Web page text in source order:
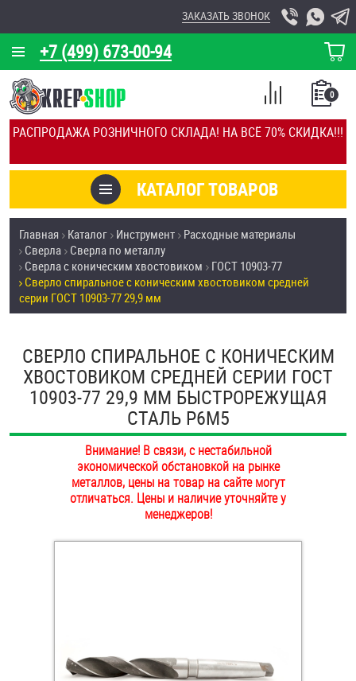
РАСПРОДАЖА РОЗНИЧНОГО СКЛАДА! НА ВСЁ 70% СКИДКА!!!
+7 (499) 673-00-94
ЗАКАЗАТЬ ЗВОНОК
КОРЗИНА
О КОМПАНИИ
КАЛЬКУЛЯТОР
ОТЗЫВЫ
УСЛУГИ
СКИДКИ
ОПТ
ОПЛАТА И ДОСТАВКА
НАШИ МАГАЗИНЫ
КАТАЛОГ ТОВАРОВ
0
СПИСОК
СРАВНЕНИЕ
Товары со скидкой
Анкеры
Антивандальный крепёж, инструмент
Болты и винты
Втулки
Дюбели
Дюймовый крепёж
Главная Каталог Инструмент Расходные материалы
Сверла Сверла по металлу
Сверла с коническим хвостовиком
ГОСТ 10903-77
Сверло спиральное с коническим хвостовиком средней
серии ГОСТ 10903-77 29,9 мм
СВЕРЛО СПИРАЛЬНОЕ С КОНИЧЕСКИМ
ХВОСТОВИКОМ СРЕДНЕЙ СЕРИИ ГОСТ
10903-77 29,9 ММ БЫСТРОРЕЖУЩАЯ
СТАЛЬ Р6М5
Внимание! В связи, с нестабильной
экономической обстановкой на рынке
металлов, цены на товар на сайте могут
отличаться. Цены и наличие уточняйте у
менеджеров!